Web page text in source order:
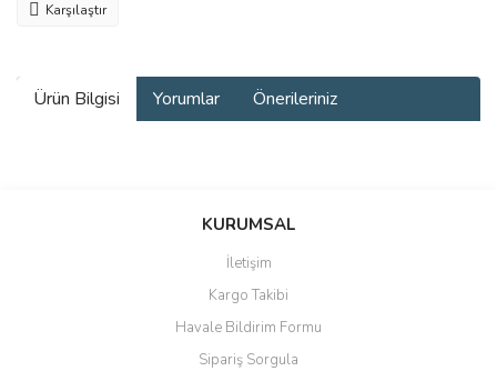
Karşılaştır
Ürün Bilgisi Yorumlar Önerileriniz
Bu ürüne ilk yorumu siz yapın!
Yorum Yaz
Ürün resmi kalitesiz, bozuk veya görüntülenemiyor.
Ürün açıklamasında eksik bilgiler bulunuyor.
Ürün bilgilerinde hatalar bulunuyor.
KURUMSAL
İletişim
Kargo Takibi
Havale Bildirim Formu
Sipariş Sorgula